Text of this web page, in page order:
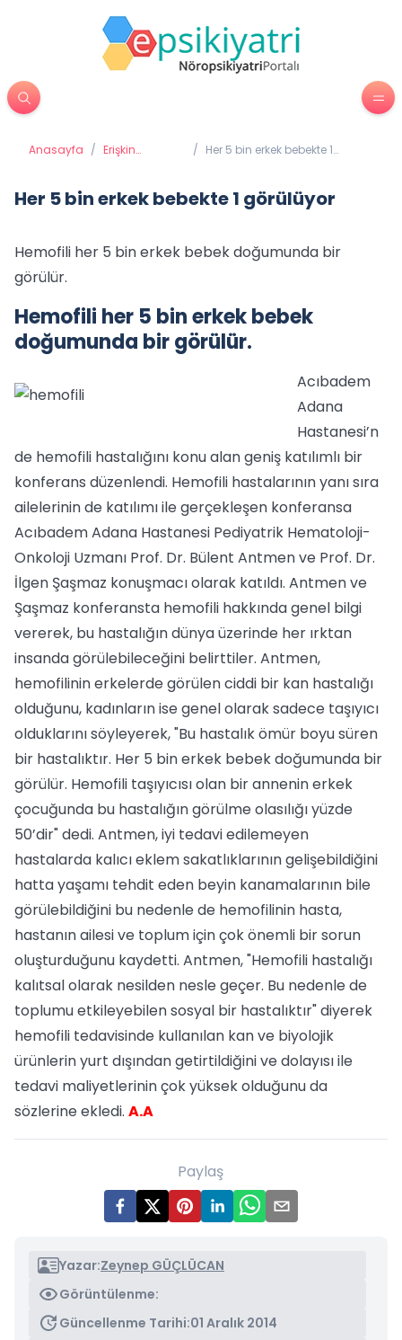
Anasayfa / Erişkin
/ Her 5 bin erkek bebekte 1
Her 5 bin erkek bebekte 1 görülüyor
Hemofili her 5 bin erkek bebek doğumunda bir
görülür.
Hemofili her 5 bin erkek bebek
doğumunda bir görülür.
Acıbadem
Adana
Hastanesi’n
de hemofili hastalığını konu alan geniş katılımlı bir
konferans düzenlendi. Hemofili hastalarının yanı sıra
ailelerinin de katılımı ile gerçekleşen konferansa
Acıbadem Adana Hastanesi Pediyatrik Hematoloji-
Onkoloji Uzmanı Prof. Dr. Bülent Antmen ve Prof. Dr.
İlgen Şaşmaz konuşmacı olarak katıldı. Antmen ve
Şaşmaz konferansta hemofili hakkında genel bilgi
vererek, bu hastalığın dünya üzerinde her ırktan
insanda görülebileceğini belirttiler. Antmen,
hemofilinin erkelerde görülen ciddi bir kan hastalığı
olduğunu, kadınların ise genel olarak sadece taşıyıcı
olduklarını söyleyerek, "Bu hastalık ömür boyu süren
bir hastalıktır. Her 5 bin erkek bebek doğumunda bir
görülür. Hemofili taşıyıcısı olan bir annenin erkek
çocuğunda bu hastalığın görülme olasılığı yüzde
50’dir" dedi. Antmen, iyi tedavi edilemeyen
hastalarda kalıcı eklem sakatlıklarının gelişebildiğini
hatta yaşamı tehdit eden beyin kanamalarının bile
görülebildiğini bu nedenle de hemofilinin hasta,
hastanın ailesi ve toplum için çok önemli bir sorun
oluşturduğunu kaydetti. Antmen, "Hemofili hastalığı
kalıtsal olarak nesilden nesle geçer. Bu nedenle de
toplumu etkileyebilen sosyal bir hastalıktır" diyerek
hemofili tedavisinde kullanılan kan ve biyolojik
ürünlerin yurt dışından getirtildiğini ve dolayısı ile
tedavi maliyetlerinin çok yüksek olduğunu da
sözlerine ekledi. A.A
Paylaş
Yazar:Zeynep GÜÇLÜCAN
Görüntülenme:
Güncellenme Tarihi:01 Aralık 2014